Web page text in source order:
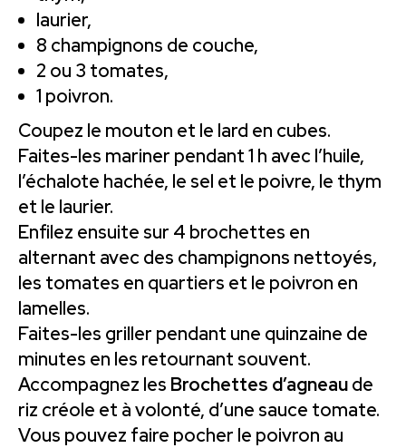
laurier,
8 champignons de couche,
2 ou 3 tomates,
1 poivron.
Coupez le mouton et le lard en cubes.
Faites-les mariner pendant 1 h avec l’huile,
l’échalote hachée, le sel et le poivre, le thym
et le laurier.
Enfilez ensuite sur 4 brochettes en
alternant avec des champignons nettoyés,
les tomates en quartiers et le poivron en
lamelles.
Faites-les griller pendant une quinzaine de
minutes en les retournant souvent.
Accompagnez les Brochettes d’agneaude
riz créole et à volonté, d’une sauce tomate.
Vous pouvez faire pocher le poivron au